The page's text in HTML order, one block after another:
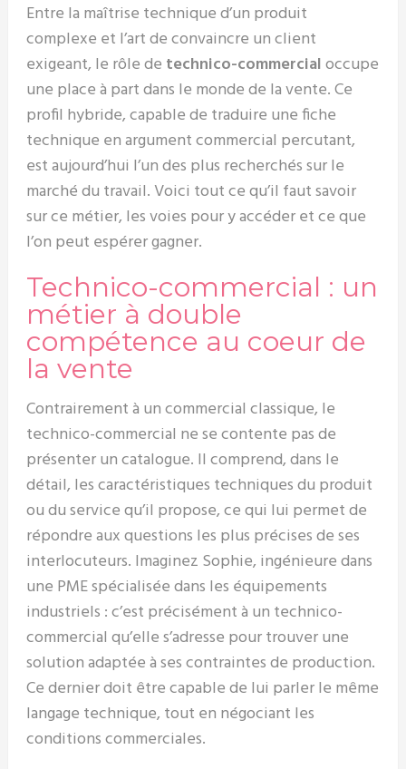
Entre la maîtrise technique d’un produit
complexe et l’art de convaincre un client
exigeant, le rôle de technico-commercialoccupe
une place à part dans le monde de la vente. Ce
profil hybride, capable de traduire une fiche
technique en argument commercial percutant,
est aujourd’hui l’un des plus recherchés sur le
marché du travail. Voici tout ce qu’il faut savoir
sur ce métier, les voies pour y accéder et ce que
l’on peut espérer gagner.
Technico-commercial : un
métier à double
compétence au coeur de
la vente
Contrairement à un commercial classique, le
technico-commercial ne se contente pas de
présenter un catalogue. Il comprend, dans le
détail, les caractéristiques techniques du produit
ou du service qu’il propose, ce qui lui permet de
répondre aux questions les plus précises de ses
interlocuteurs. Imaginez Sophie, ingénieure dans
une PME spécialisée dans les équipements
industriels : c’est précisément à un technico-
commercial qu’elle s’adresse pour trouver une
solution adaptée à ses contraintes de production.
Ce dernier doit être capable de lui parler le même
langage technique, tout en négociant les
conditions commerciales.